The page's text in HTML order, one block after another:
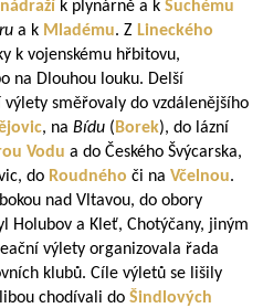
nádraží k plynárně a k Suchému
a k Mladému. Z Lineckého
k vojenskému hřbitovu,
na Dlouhou louku. Delší
směřovaly do vzdálenějšího
, na Bídu ( Borek), do lázní
Vodu a do Českého Švýcarska,
do Roudného či na Včelnou.
nad Vltavou, do obory
Holubov a Kleť, Chotýčany, jiným
výlety organizovala řada
klubů. Cíle výletů se lišily
chodívali do Šindlových